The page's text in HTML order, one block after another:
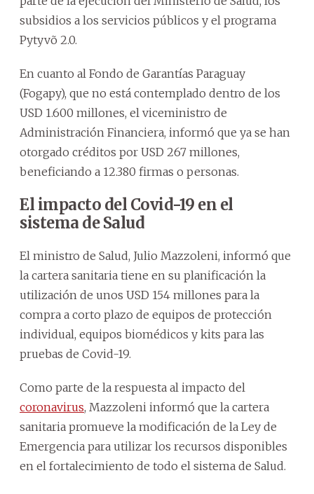
subsidios a los servicios públicos y el programa
Pytyvõ 2.0.
En cuanto al Fondo de Garantías Paraguay
(Fogapy), que no está contemplado dentro de los
USD 1.600 millones, el viceministro de
Administración Financiera, informó que ya se han
otorgado créditos por USD 267 millones,
beneficiando a 12.380 firmas o personas.
El impacto del Covid-19 en el
sistema de Salud
El ministro de Salud, Julio Mazzoleni, informó que
la cartera sanitaria tiene en su planificación la
utilización de unos USD 154 millones para la
compra a corto plazo de equipos de protección
individual, equipos biomédicos y kits para las
pruebas de Covid-19.
Como parte de la respuesta al impacto del
coronavirus, Mazzoleni informó que la cartera
sanitaria promueve la modificación de la Ley de
Emergencia para utilizar los recursos disponibles
en el fortalecimiento de todo el sistema de Salud.